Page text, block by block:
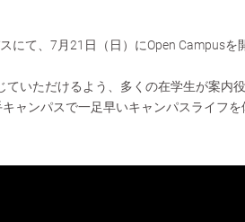
て、7月21日（日）にOpen Campusを
いただけるよう、多くの在学生が案内
ャンパスで一足早いキャンパスライフを